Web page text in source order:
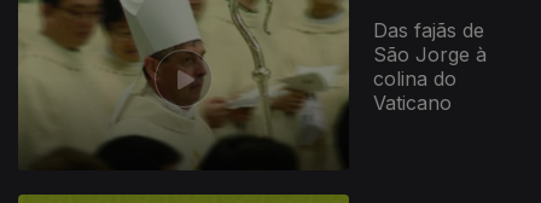
Das fajãs de
São Jorge à
colina do
Vaticano